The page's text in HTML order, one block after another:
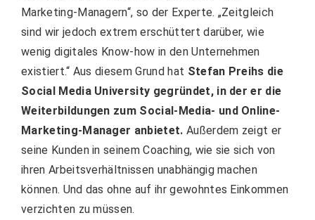
Marketing-Managern“, so der Experte. „Zeitgleich
sind wir jedoch extrem erschüttert darüber, wie
wenig digitales Know-how in den Unternehmen
existiert.“ Aus diesem Grund hat Stefan Preihs die
Social Media University gegründet, in der er die
Weiterbildungen zum Social-Media- und Online-
Marketing-Manager anbietet. Außerdem zeigt er
seine Kunden in seinem Coaching, wie sie sich von
ihren Arbeitsverhältnissen unabhängig machen
können. Und das ohne auf ihr gewohntes Einkommen
verzichten zu müssen.